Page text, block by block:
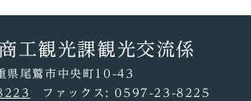
工観光課観光交流係
尾鷲市中央町10-43
ファックス: 0597-23-8225